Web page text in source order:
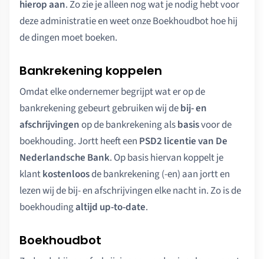
hierop aan. Zo zie je alleen nog wat je nodig hebt voor
deze administratie en weet onze Boekhoudbot hoe hij
de dingen moet boeken.
Bankrekening koppelen
Omdat elke ondernemer begrijpt wat er op de
bankrekening gebeurt gebruiken wij debij- en
afschrijvingenop de bankrekening alsbasisvoor de
boekhouding. Jortt heeft een PSD2 licentie van De
Nederlandsche Bank. Op basis hiervan koppelt je
klantkostenloosde bankrekening (-en) aan jortt en
lezen wij de bij- en afschrijvingen elke nacht in. Zo is de
boekhoudingaltijd up-to-date.
Boekhoudbot